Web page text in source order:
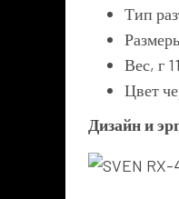
Тип
Вес, г
Цвет
Дизайн и